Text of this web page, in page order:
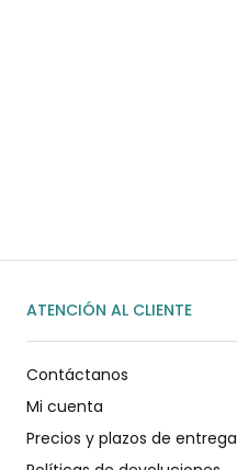
ATENCIÓN AL CLIENTE
Contáctanos
Mi cuenta
Precios y plazos de entrega